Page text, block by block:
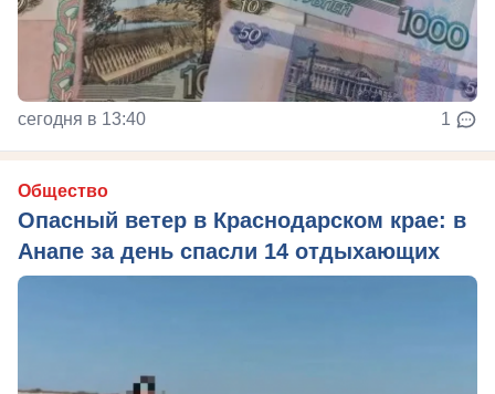
сегодня в 13:40 1
Общество
Опасный ветер в Краснодарском крае: в
Анапе за день спасли 14 отдыхающих